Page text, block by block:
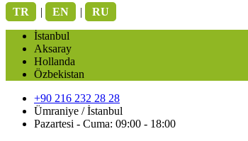
TR | EN |
RU
İstanbul
Aksaray
Hollanda
Özbekistan
+90 216 232 28 28
Ümraniye / İstanbul
Pazartesi - Cuma: 09:00 - 18:00